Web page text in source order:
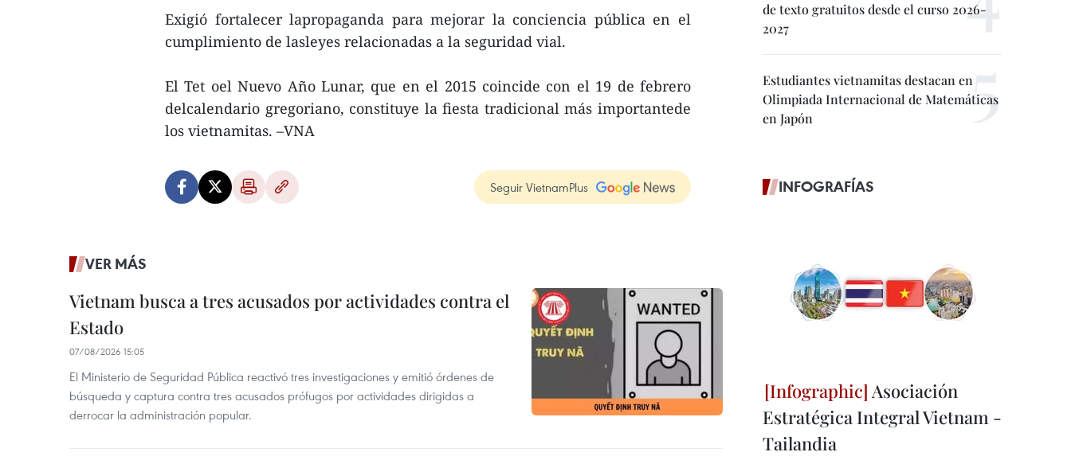
Exigió fortalecer lapropaganda para mejorar la conciencia pública en el
cumplimiento de lasleyes relacionadas a la seguridad vial.
El Tet oel Nuevo Año Lunar, que en el 2015 coincide con el 19 de febrero
delcalendario gregoriano, constituye la fiesta tradicional más importantede
los vietnamitas. –VNA
Seguir VietnamPlus
VER MÁS
Vietnam busca a tres acusados por actividades contra el
Estado
07/08/2026 15:05
El Ministerio de Seguridad Pública reactivó tres investigaciones y emitió órdenes de
búsqueda y captura contra tres acusados prófugos por actividades dirigidas a
derrocar la administración popular.
de texto gratuitos desde el curso 2026-
2027
Estudiantes vietnamitas destacan en
Olimpiada Internacional de Matemáticas
en Japón
INFOGRAFÍAS
Asociación
Estratégica Integral Vietnam -
Tailandia